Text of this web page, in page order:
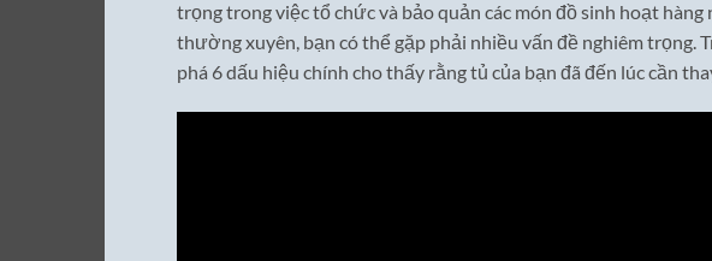
trọng trong việc tổ chức và bảo quản các món đồ sinh hoạt hàng
thường xuyên, bạn có thể gặp phải nhiều vấn đề nghiêm trọng.
phá 6 dấu hiệu chính cho thấy rằng tủ của bạn đã đến lúc cần